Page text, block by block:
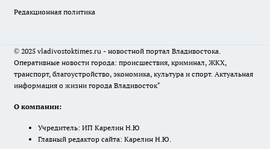
Редакционная политика
© 2025 vladivostoktimes.ru - новостной портал Владивостока.
Оперативные новости города: происшествия, криминал, ЖКХ,
транспорт, благоустройство, экономика, культура и спорт. Актуальная
информация о жизни города Владивосток"
О компании:
Учредитель: ИП Карелин Н.Ю
Главный редактор сайта: Карелин Н.Ю.